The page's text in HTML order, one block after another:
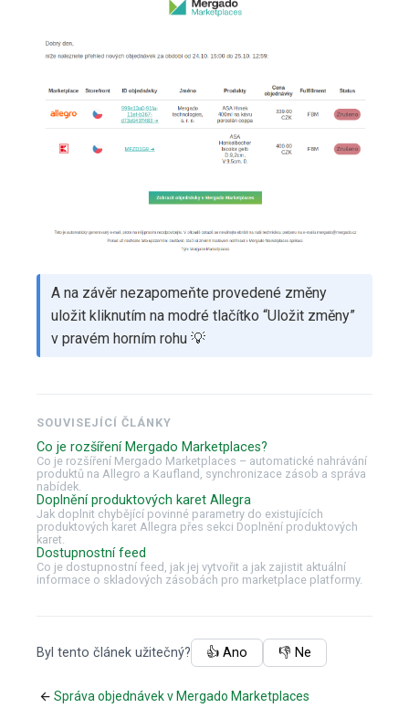
A na závěr nezapomeňte provedené změny
uložit kliknutím na modré tlačítko “Uložit změny”
v pravém horním rohu 💡
SOUVISEJÍCÍ ČLÁNKY
Co je rozšíření Mergado Marketplaces?
Co je rozšíření Mergado Marketplaces – automatické nahrávání
produktů na Allegro a Kaufland, synchronizace zásob a správa
nabídek.
Doplnění produktových karet Allegra
Jak doplnit chybějící povinné parametry do existujících
produktových karet Allegra přes sekci Doplnění produktových
karet.
Dostupnostní feed
Co je dostupnostní feed, jak jej vytvořit a jak zajistit aktuální
informace o skladových zásobách pro marketplace platformy.
Byl tento článek užitečný? 👍 Ano 👎 Ne
Správa objednávek v Mergado Marketplaces